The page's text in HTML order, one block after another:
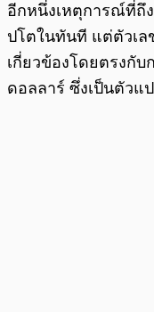
อีกหนึ่งเหตุการณ์ที่ถึ
ปโตในทันที แต่ตัวเล
เกี่ยวข้องโดยตรงกั
ดอลลาร์ ซึ่งเป็นตัวแ